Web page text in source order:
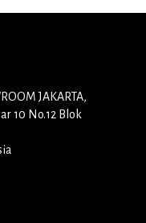
JAKARTA,
10 No.12 Blok